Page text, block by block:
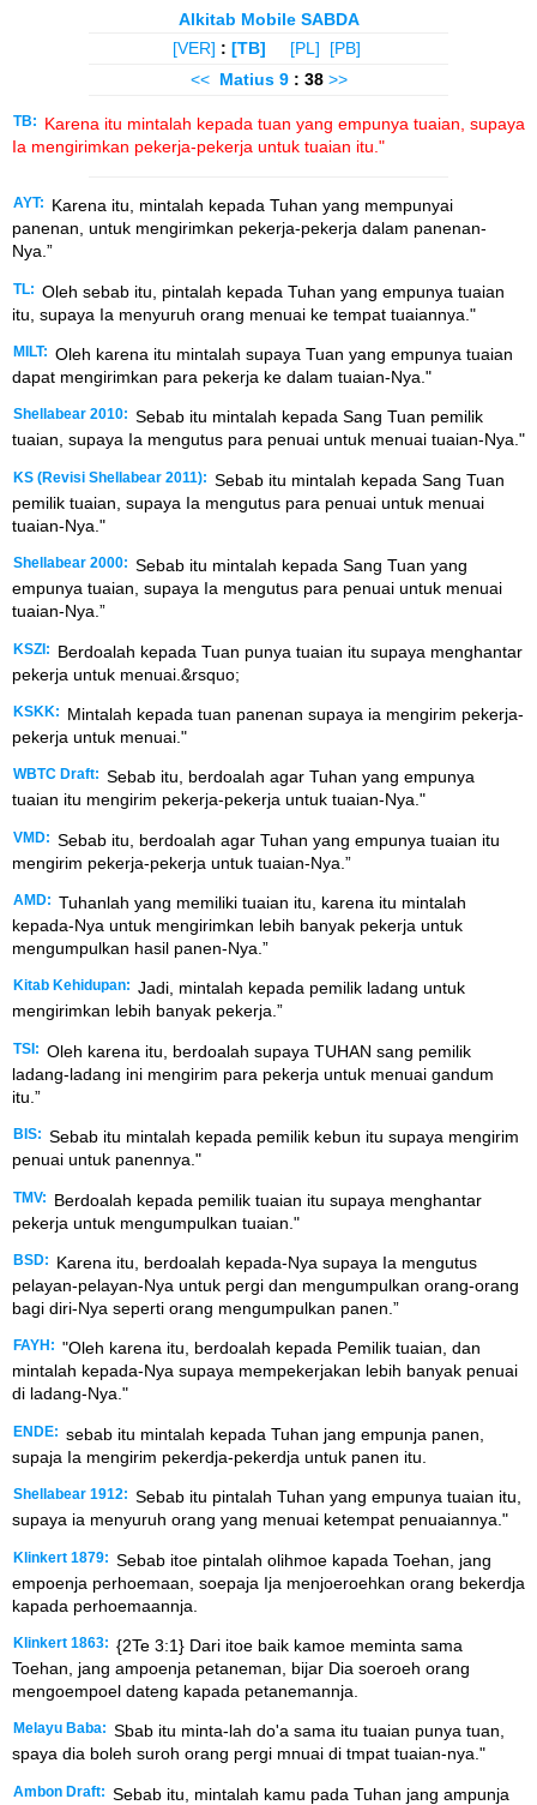
Alkitab Mobile SABDA
[VER] : [TB] [PL]
[PB]
<< Matius 9 : 38 >>
TB:
Karena itu mintalah kepada tuan yang empunya tuaian, supaya
Ia mengirimkan pekerja-pekerja untuk tuaian itu."
AYT:
Karena itu, mintalah kepada Tuhan yang mempunyai
panenan, untuk mengirimkan pekerja-pekerja dalam panenan-
Nya.”
TL: Oleh sebab itu, pintalah kepada Tuhan yang empunya tuaian
itu, supaya Ia menyuruh orang menuai ke tempat tuaiannya."
MILT: Oleh karena itu mintalah supaya Tuan yang empunya tuaian
dapat mengirimkan para pekerja ke dalam tuaian-Nya."
Shellabear 2010: Sebab itu mintalah kepada Sang Tuan pemilik
tuaian, supaya Ia mengutus para penuai untuk menuai tuaian-Nya."
KS (Revisi Shellabear 2011): Sebab itu mintalah kepada Sang Tuan
pemilik tuaian, supaya Ia mengutus para penuai untuk menuai
tuaian-Nya."
Shellabear 2000: Sebab itu mintalah kepada Sang Tuan yang
empunya tuaian, supaya Ia mengutus para penuai untuk menuai
tuaian-Nya.”
KSZI:
Berdoalah kepada Tuan punya tuaian itu supaya menghantar
pekerja untuk menuai.&rsquo;
KSKK:
Mintalah kepada tuan panenan supaya ia mengirim pekerja-
pekerja untuk menuai."
WBTC Draft: Sebab itu, berdoalah agar Tuhan yang empunya
tuaian itu mengirim pekerja-pekerja untuk tuaian-Nya."
VMD: Sebab itu, berdoalah agar Tuhan yang empunya tuaian itu
mengirim pekerja-pekerja untuk tuaian-Nya.”
AMD: Tuhanlah yang memiliki tuaian itu, karena itu mintalah
kepada-Nya untuk mengirimkan lebih banyak pekerja untuk
mengumpulkan hasil panen-Nya.”
Kitab Kehidupan: Jadi, mintalah kepada pemilik ladang untuk
mengirimkan lebih banyak pekerja.”
TSI: Oleh karena itu, berdoalah supaya TUHAN sang pemilik
ladang-ladang ini mengirim para pekerja untuk menuai gandum
itu.”
BIS: Sebab itu mintalah kepada pemilik kebun itu supaya mengirim
penuai untuk panennya."
TMV:
Berdoalah kepada pemilik tuaian itu supaya menghantar
pekerja untuk mengumpulkan tuaian."
BSD:
Karena itu, berdoalah kepada-Nya supaya Ia mengutus
pelayan-pelayan-Nya untuk pergi dan mengumpulkan orang-orang
bagi diri-Nya seperti orang mengumpulkan panen.”
FAYH: "Oleh karena itu, berdoalah kepada Pemilik tuaian, dan
mintalah kepada-Nya supaya mempekerjakan lebih banyak penuai
di ladang-Nya."
ENDE: sebab itu mintalah kepada Tuhan jang empunja panen,
supaja Ia mengirim pekerdja-pekerdja untuk panen itu.
Shellabear 1912: Sebab itu pintalah Tuhan yang empunya tuaian itu,
supaya ia menyuruh orang yang menuai ketempat penuaiannya."
Klinkert 1879: Sebab itoe pintalah olihmoe kapada Toehan, jang
empoenja perhoemaan, soepaja Ija menjoeroehkan orang bekerdja
kapada perhoemaannja.
Klinkert 1863: {2Te 3:1} Dari itoe baik kamoe meminta sama
Toehan, jang ampoenja petaneman, bijar Dia soeroeh orang
mengoempoel dateng kapada petanemannja.
Melayu Baba: Sbab itu minta-lah do'a sama itu tuaian punya tuan,
spaya dia boleh suroh orang pergi mnuai di tmpat tuaian-nya."
Ambon Draft: Sebab itu, mintalah kamu pada Tuhan jang ampunja